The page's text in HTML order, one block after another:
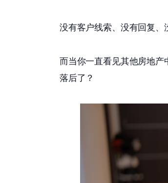
没有客户线索、没有回复、
而当你一直看见其他房地
落后了？